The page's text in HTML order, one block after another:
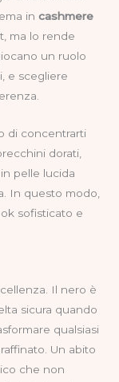
in cashmere
ma lo rende
un ruolo
e scegliere
di concentrarti
dorati,
pelle lucida
In questo modo,
sofisticato e
Il nero è
sicura quando
qualsiasi
Un abito
che non